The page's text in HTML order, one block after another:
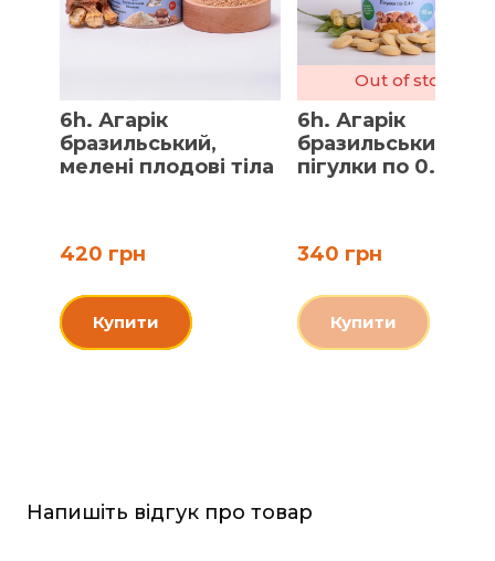
6h. Агарік
бразильський,
мелені плодові тіла
420 грн
Купити
Out of stock
6h. Агарік
бразильський,
пігулки по 0.4 г
340 грн
Купити
Напишіть відгук про товар